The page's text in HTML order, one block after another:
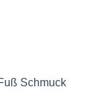
Schmuck